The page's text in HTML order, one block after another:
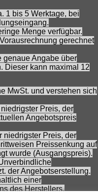
1 bis 5 Werktage, bei
Menge verfügbar.
gerechnet
genaue Angabe über
Dieser kann maximal 12
MwSt. und verstehen sich
Preis, der
Angebotspreis
niedrigster Preis, der
Preissenkung auf
wurde (Ausgangspreis).
der Angebotserstellung.
einer
des Herstellers.